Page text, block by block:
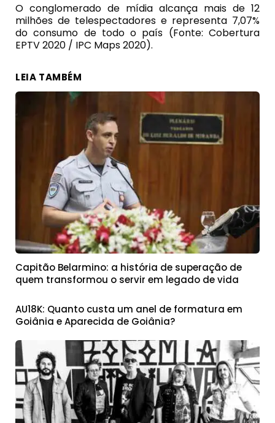
O conglomerado de mídia alcança mais de 12
milhões de telespectadores e representa 7,07%
do consumo de todo o país (Fonte: Cobertura
EPTV 2020 / IPC Maps 2020).
LEIA TAMBÉM
Capitão Belarmino: a história de superação de
quem transformou o servir em legado de vida
AU18K: Quanto custa um anel de formatura em
Goiânia e Aparecida de Goiânia?